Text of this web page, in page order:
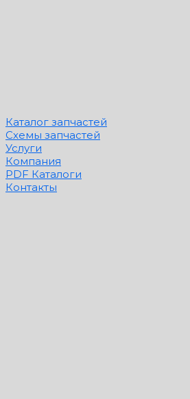
Каталог запчастей
Схемы запчастей
Услуги
Компания
PDF Каталоги
Контакты